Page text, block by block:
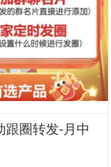
跟圈转发-月中